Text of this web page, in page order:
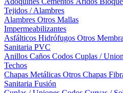
Tejidos / Alambres
Alambres Otros Mallas
Impermeabilizantes
Asfálticos Hidrófugos Otros
Sanitaria PVC
Anillos Caños Codos Cuplas /
Techos
Chapas Metálicas Otros Chapas
Sanitaria Fusión